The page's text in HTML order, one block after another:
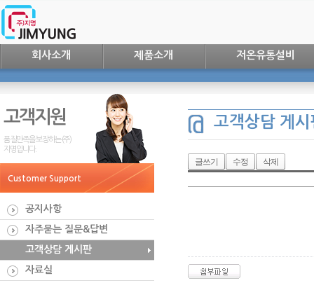
회사소개 제품소개 저온유통설비
고객지원
품질만족을 보장하는 (주)
지명입니다.
Customer Support
공지사항
자주묻는 질문&답변
고객상담 게시판
자료실
고객상담 게시
글쓰기 수정 삭제